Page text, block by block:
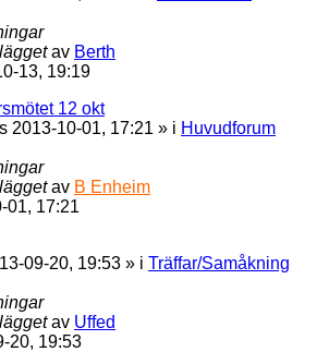
av Berth
13, 19:19
12 okt
2013-10-01, 17:21 » i Huvudforum
av B Enheim
01, 17:21
09-20, 19:53 » i Träffar/Samåkning
av Uffed
20, 19:53